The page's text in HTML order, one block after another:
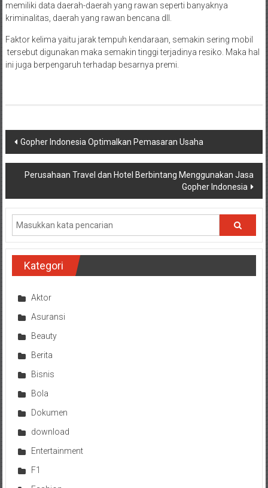
memiliki data daerah-daerah yang rawan seperti banyaknya
kriminalitas, daerah yang rawan bencana dll.
Faktor kelima yaitu jarak tempuh kendaraan, semakin sering mobil
tersebut digunakan maka semakin tinggi terjadinya resiko. Maka hal
ini juga berpengaruh terhadap besarnya premi.
Navigasi
pos
Gopher Indonesia Optimalkan Pemasaran Usaha
Perusahaan Travel dan Hotel Berbintang Menggunakan Jasa
Gopher Indonesia
Kategori
Aktor
Asuransi
Beauty
Berita
Bisnis
Bola
Dokumen
download
Entertainment
F1